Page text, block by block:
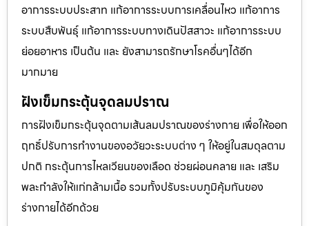
อาการระบบประสาท แก้อาการระบบการเคลื่อนไหว แก้อาการ
ระบบสืบพันธุ์ แก้อาการระบบทางเดินปัสสาวะ แก้อาการระบบ
ย่อยอาหาร เป็นต้น และ ยังสามารถรักษาโรคอื่นๆได้อีก
มากมาย
ฝังเข็มกระตุ้นจุดลมปราณ
การฝังเข็มกระตุ้นจุดตามเส้นลมปราณของร่างกาย เพื่อให้ออก
ฤทธิ์ปรับการทำงานของอวัยวะระบบต่าง ๆ ให้อยู่ในสมดุลตาม
ปกติ กระตุ้นการไหลเวียนของเลือด ช่วยผ่อนคลาย และ เสริม
พละกำลังให้แก่กล้ามเนื้อ รวมทั้งปรับระบบภูมิคุ้มกันของ
ร่างกายได้อีกด้วย